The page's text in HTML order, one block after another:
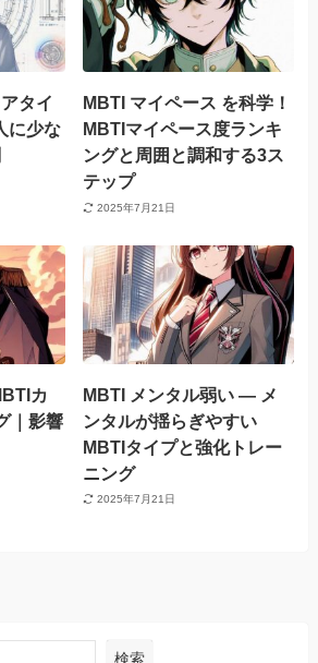
タイ
に少な
MBTI マイペース を科学！
MBTIマイペース度ランキ
ングと周囲と調和する3ス
テップ
2025年7月21日
カ
｜影響
MBTI メンタル弱い — メ
ンタルが揺らぎやすい
MBTIタイプと強化トレー
ニング
2025年7月21日
検索